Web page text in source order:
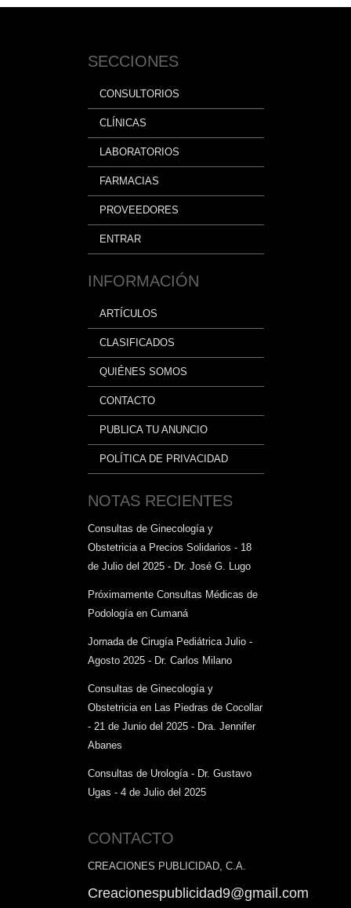
SECCIONES
CONSULTORIOS
CLÍNICAS
LABORATORIOS
FARMACIAS
PROVEEDORES
ENTRAR
INFORMACIÓN
ARTÍCULOS
CLASIFICADOS
QUIÉNES SOMOS
CONTACTO
PUBLICA TU ANUNCIO
POLÍTICA DE PRIVACIDAD
NOTAS RECIENTES
Consultas de Ginecología y
Obstetricia a Precios Solidarios - 18
de Julio del 2025 - Dr. José G. Lugo
Próximamente Consultas Médicas de
Podología en Cumaná
Jornada de Cirugía Pediátrica Julio -
Agosto 2025 - Dr. Carlos Milano
Consultas de Ginecología y
Obstetricia en Las Piedras de Cocollar
- 21 de Junio del 2025 - Dra. Jennifer
Abanes
Consultas de Urología - Dr. Gustavo
Ugas - 4 de Julio del 2025
CONTACTO
CREACIONES PUBLICIDAD, C.A.
Creacionespublicidad9@gmail.com